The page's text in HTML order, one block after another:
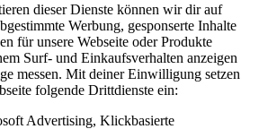
dieser Dienste können wir dir auf
Werbung, gesponserte Inhalte
für unsere Webseite oder Produkte
Surf- und Einkaufsverhalten anzeigen
messen. Mit deiner Einwilligung setzen
folgende Drittdienste ein:
Advertising, Klickbasierte